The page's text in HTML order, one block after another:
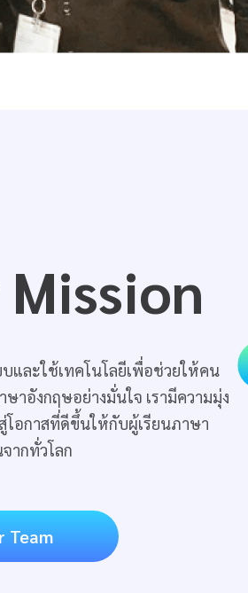
บและใช้เทคโนโลยีเพื่อช่วยให้คน
าอังกฤษอย่างมั่นใจ เรามีความมุ่ง
โอกาสที่ดีขึ้นให้กับผู้เรียนภาษา
ากทั่วโลก
Team